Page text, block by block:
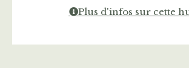
Plus d'infos sur cette